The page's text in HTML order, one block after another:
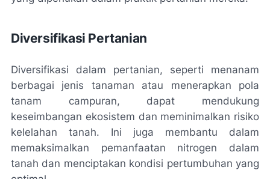
Diversifikasi Pertanian
Diversifikasi dalam pertanian, seperti menanam
berbagai jenis tanaman atau menerapkan pola
tanam campuran, dapat mendukung
keseimbangan ekosistem dan meminimalkan risiko
kelelahan tanah. Ini juga membantu dalam
memaksimalkan pemanfaatan nitrogen dalam
tanah dan menciptakan kondisi pertumbuhan yang